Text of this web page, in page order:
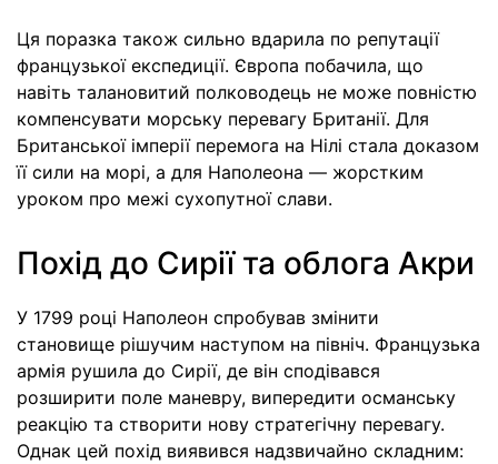
Ця поразка також сильно вдарила по репутації
французької експедиції. Європа побачила, що
навіть талановитий полководець не може повністю
компенсувати морську перевагу Британії. Для
Британської імперії перемога на Нілі стала доказом
її сили на морі, а для Наполеона — жорстким
уроком про межі сухопутної слави.
Похід до Сирії та облога Акри
У 1799 році Наполеон спробував змінити
становище рішучим наступом на північ. Французька
армія рушила до Сирії, де він сподівався
розширити поле маневру, випередити османську
реакцію та створити нову стратегічну перевагу.
Однак цей похід виявився надзвичайно складним: